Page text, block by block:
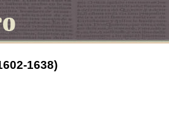
1638)